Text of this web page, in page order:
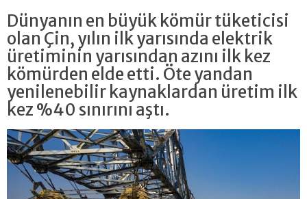
Dünyanın en büyük kömür tüketicisi
olan Çin, yılın ilk yarısında elektrik
üretiminin yarısından azını ilk kez
kömürden elde etti. Öte yandan
yenilenebilir kaynaklardan üretim ilk
kez %40 sınırını aştı.